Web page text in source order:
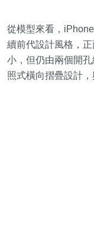
從模型來看，
續前代設計風格，
小，但仍由兩個開
照式橫向摺疊設計，